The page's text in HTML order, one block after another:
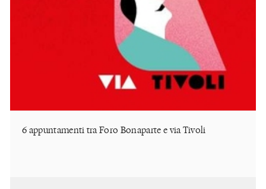
6 appuntamenti tra Foro Bonaparte e via Tivoli